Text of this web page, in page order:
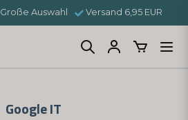
Große Auswahl Versand 6,95 EUR
Google IT